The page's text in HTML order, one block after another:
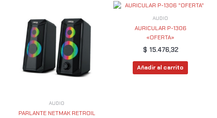
AUDIO
PARLANTE NETMAK RETROIL
AUDIO
AURICULAR P-1306
«OFERTA»
$ 15.476,32
Añadir al carrito